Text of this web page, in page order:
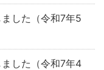
した（令和7年5
した（令和7年4